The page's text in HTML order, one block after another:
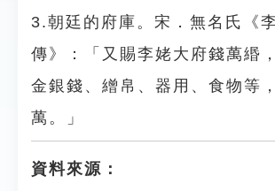
3.朝廷的府庫。宋．無名氏《
傳》：「又賜李姥大府錢萬緡
金銀錢、繒帛、器用、食物等
萬。」
資料來源：